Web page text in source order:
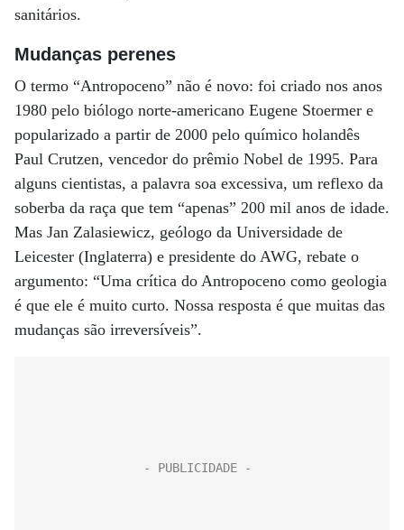
sanitários.
Mudanças perenes
O termo “Antropoceno” não é novo: foi criado nos anos
1980 pelo biólogo norte-americano Eugene Stoermer e
popularizado a partir de 2000 pelo químico holandês
Paul Crutzen, vencedor do prêmio Nobel de 1995. Para
alguns cientistas, a palavra soa excessiva, um reflexo da
soberba da raça que tem “apenas” 200 mil anos de idade.
Mas Jan Zalasiewicz, geólogo da Universidade de
Leicester (Inglaterra) e presidente do AWG, rebate o
argumento: “Uma crítica do Antropoceno como geo­logia
é que ele é muito curto. Nossa resposta é que muitas das
mudanças são irreversíveis”.